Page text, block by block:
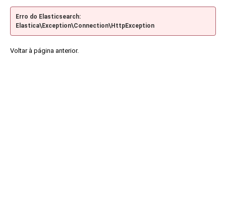
Erro do Elasticsearch:
Elastica\Exception\Connection\HttpException
Voltar à página anterior.